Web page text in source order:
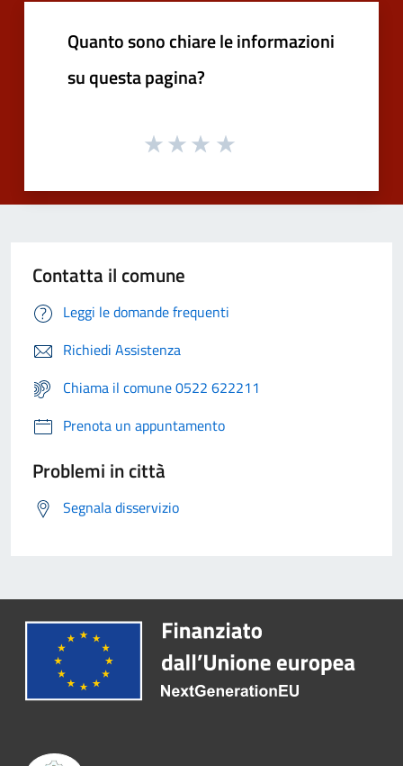
Quanto sono chiare le informazioni
su questa pagina?
Contatta il comune
Leggi le domande frequenti
Richiedi Assistenza
Chiama il comune 0522 622211
Prenota un appuntamento
Problemi in città
Segnala disservizio